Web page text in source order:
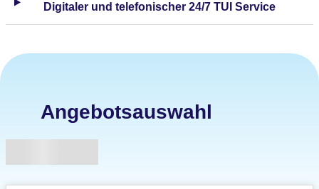
Digitaler und telefonischer 24/7 TUI Service
Angebotsauswahl